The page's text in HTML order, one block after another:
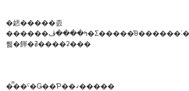
�㥨�����졼
������ߤ����ڤ�Ʃ�����ͤθ������˸����Ƥ��
뤫�餫�ߥ����ʡ���
�̿��ˤ�Ǥ��Ƥ��ޤ�����